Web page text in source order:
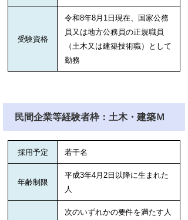
受験資格
令和8年8月1日現在、国家公務
員又は地方公務員の正規職員
（土木又は建築技術職）として
勤務
民間企業等経験者枠：土木・建築Ｍ
採用予定 若干名
年齢制限
平成3年4月2日以降に生まれた
人
次のいずれかの要件を満たす人